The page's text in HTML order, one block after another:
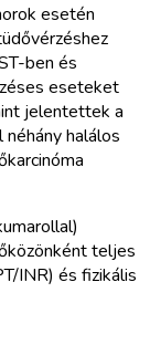
esetén
ben és
eseteket
jelentettek a
halálos
teljes
INR) és fizikális